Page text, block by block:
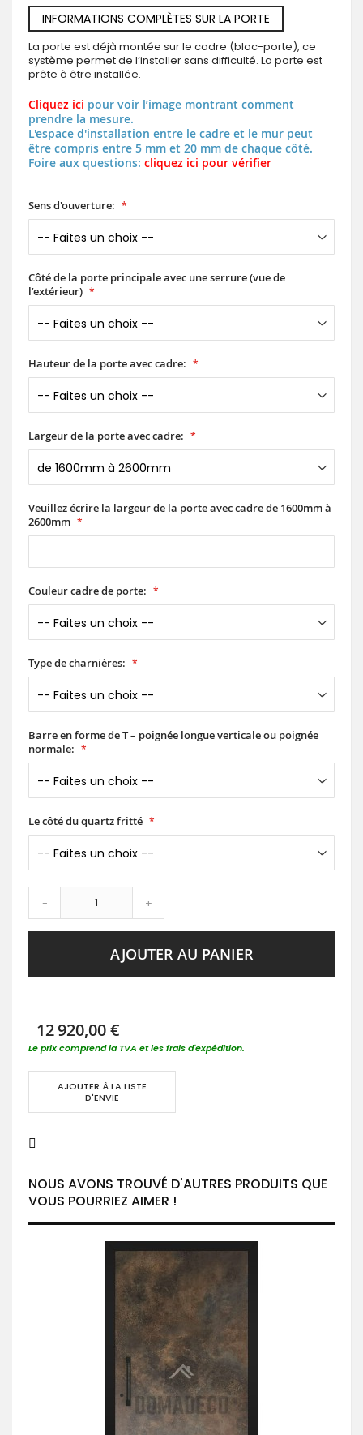
INFORMATIONS COMPLÈTES SUR LA PORTE
La porte est déjà montée sur le cadre (bloc-porte), ce
système permet de l’installer sans difficulté. La porte est
prête à être installée.
Cliquez ici pour voir l’image montrant comment
prendre la mesure.
L'espace d'installation entre le cadre et le mur peut
être compris entre 5 mm et 20 mm de chaque côté.
Foire aux questions: cliquez ici pour vérifier
Sens d'ouverture:
Côté de la porte principale avec une serrure (vue de
l’extérieur)
Hauteur de la porte avec cadre:
Largeur de la porte avec cadre:
Veuillez écrire la largeur de la porte avec cadre de 1600mm à
2600mm
Couleur cadre de porte:
Type de charnières:
Barre en forme de T – poignée longue verticale ou poignée
normale:
Le côté du quartz fritté
- +
AJOUTER AU PANIER
12 920,00 €
Le prix comprend la TVA et les frais d'expédition.
AJOUTER À LA LISTE
D'ENVIE
NOUS AVONS TROUVÉ D'AUTRES PRODUITS QUE
VOUS POURRIEZ AIMER !